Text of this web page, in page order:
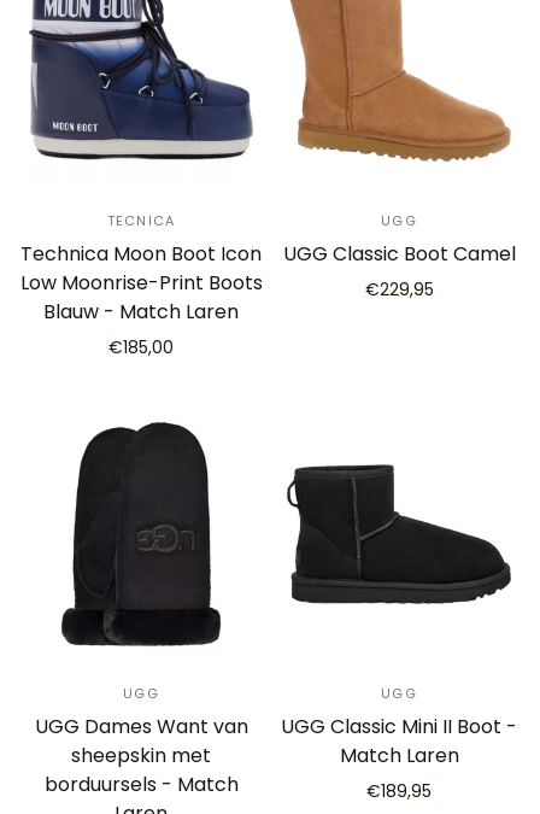
TECNICA
Technica Moon Boot Icon
Low Moonrise-Print Boots
Blauw - Match Laren
€185,00
UGG
UGG Classic Boot Camel
€229,95
UGG
UGG Dames Want van
sheepskin met
borduursels - Match
UGG
UGG Classic Mini II Boot -
Match Laren
€189,95